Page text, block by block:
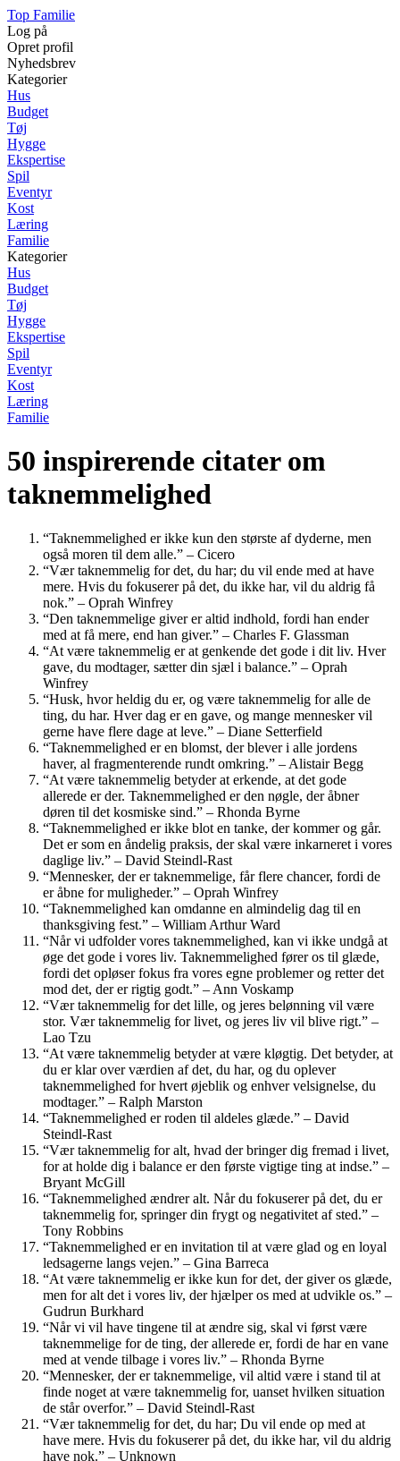
Top Familie
Log på
Opret profil
Nyhedsbrev
Kategorier
Hus
Budget
Tøj
Hygge
Ekspertise
Spil
Eventyr
Kost
Læring
Familie
Kategorier
Hus
Budget
Tøj
Hygge
Ekspertise
Spil
Eventyr
Kost
Læring
Familie
50 inspirerende citater om
taknemmelighed
“Taknemmelighed er ikke kun den største af dyderne, men
også moren til dem alle.” – Cicero
“Vær taknemmelig for det, du har; du vil ende med at have
mere. Hvis du fokuserer på det, du ikke har, vil du aldrig få
nok.” – Oprah Winfrey
“Den taknemmelige giver er altid indhold, fordi han ender
med at få mere, end han giver.” – Charles F. Glassman
“At være taknemmelig er at genkende det gode i dit liv. Hver
gave, du modtager, sætter din sjæl i balance.” – Oprah
Winfrey
“Husk, hvor heldig du er, og være taknemmelig for alle de
ting, du har. Hver dag er en gave, og mange mennesker vil
gerne have flere dage at leve.” – Diane Setterfield
“Taknemmelighed er en blomst, der blever i alle jordens
haver, al fragmenterende rundt omkring.” – Alistair Begg
“At være taknemmelig betyder at erkende, at det gode
allerede er der. Taknemmelighed er den nøgle, der åbner
døren til det kosmiske sind.” – Rhonda Byrne
“Taknemmelighed er ikke blot en tanke, der kommer og går.
Det er som en åndelig praksis, der skal være inkarneret i vores
daglige liv.” – David Steindl-Rast
“Mennesker, der er taknemmelige, får flere chancer, fordi de
er åbne for muligheder.” – Oprah Winfrey
“Taknemmelighed kan omdanne en almindelig dag til en
thanksgiving fest.” – William Arthur Ward
“Når vi udfolder vores taknemmelighed, kan vi ikke undgå at
øge det gode i vores liv. Taknemmelighed fører os til glæde,
fordi det opløser fokus fra vores egne problemer og retter det
mod det, der er rigtig godt.” – Ann Voskamp
“Vær taknemmelig for det lille, og jeres belønning vil være
stor. Vær taknemmelig for livet, og jeres liv vil blive rigt.” –
Lao Tzu
“At være taknemmelig betyder at være kløgtig. Det betyder, at
du er klar over værdien af ​​det, du har, og du oplever
taknemmelighed for hvert øjeblik og enhver velsignelse, du
modtager.” – Ralph Marston
“Taknemmelighed er roden til aldeles glæde.” – David
Steindl-Rast
“Vær taknemmelig for alt, hvad der bringer dig fremad i livet,
for at holde dig i balance er den første vigtige ting at indse.” –
Bryant McGill
“Taknemmelighed ændrer alt. Når du fokuserer på det, du er
taknemmelig for, springer din frygt og negativitet af sted.” –
Tony Robbins
“Taknemmelighed er en invitation til at være glad og en loyal
ledsagerne langs vejen.” – Gina Barreca
“At være taknemmelig er ikke kun for det, der giver os glæde,
men for alt det i vores liv, der hjælper os med at udvikle os.” –
Gudrun Burkhard
“Når vi vil have tingene til at ændre sig, skal vi først være
taknemmelige for de ting, der allerede er, fordi de har en vane
med at vende tilbage i vores liv.” – Rhonda Byrne
“Mennesker, der er taknemmelige, vil altid være i stand til at
finde noget at være taknemmelig for, uanset hvilken situation
de står overfor.” – David Steindl-Rast
“Vær taknemmelig for det, du har; Du vil ende op med at
have mere. Hvis du fokuserer på det, du ikke har, vil du aldrig
have nok.” – Unknown